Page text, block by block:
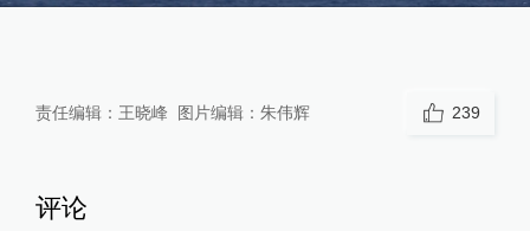
责任编辑： 王晓峰 图片编辑： 朱伟辉 239
评论